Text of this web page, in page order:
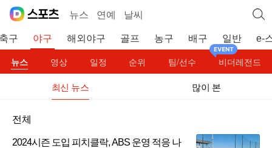
뉴스 연예 날씨
구 야구 해외야구 골프 농구 배구 일반 e-
뉴스 영상 일정 순위 팀/선수 비더레전드
최신 뉴스 많이 본
전체
2024시즌 도입 피치클락, ABS 운영 적응 나